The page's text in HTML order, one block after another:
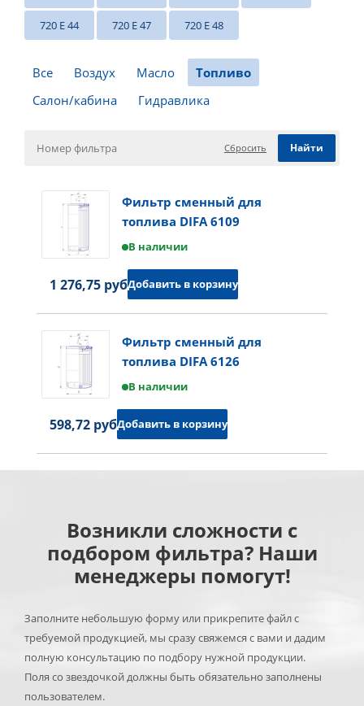
720 E 44 720 E 47 720 E 48
Все Воздух Масло
Топливо
Салон/кабина
Гидравлика
Сбросить
Фильтр сменный для
топлива DIFA 6109
В наличии
1 276,75 руб.Добавить в корзину
Фильтр сменный для
топлива DIFA 6126
В наличии
598,72 руб.Добавить в корзину
Возникли сложности с
подбором фильтра? Наши
менеджеры помогут!
Заполните небольшую форму или прикрепите файл с
требуемой продукцией, мы сразу свяжемся с вами и дадим
полную консультацию по подбору нужной продукции.
Поля со звездочкой должны быть обязательно заполнены
пользователем.